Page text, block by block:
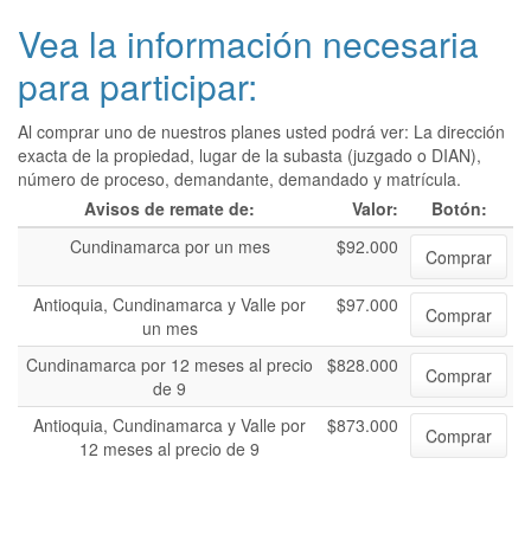
Vea la información necesaria
para participar:
Al comprar uno de nuestros planes usted podrá ver: La dirección
exacta de la propiedad, lugar de la subasta (juzgado o DIAN),
número de proceso, demandante, demandado y matrícula.
Avisos de remate de:
Valor:
Botón:
Cundinamarca por un mes
$92.000
Comprar
Antioquia, Cundinamarca y Valle por
un mes
$97.000 Comprar
Cundinamarca por 12 meses al precio
de 9
$828.000 Comprar
Antioquia, Cundinamarca y Valle por
12 meses al precio de 9
$873.000 Comprar